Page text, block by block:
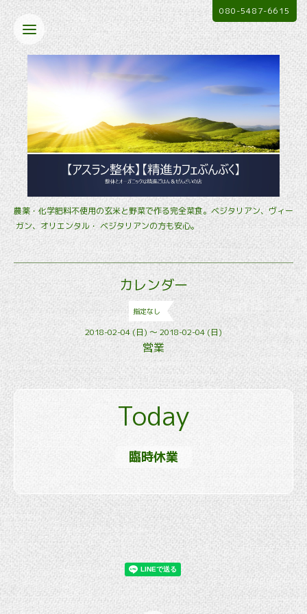
農薬・化学肥料不使用の玄米と野菜で作る完全菜食。ベジタリアン、ヴィー
ガン、オリエンタル・ ベジタリアンの方も安心。
080-5487-6615
カレンダー
指定なし
2018-02-04 (日) ～ 2018-02-04 (日)
営業
Today
臨時休業